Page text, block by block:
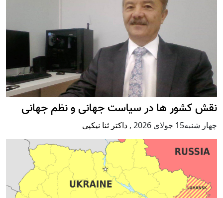
نقش کشور ها در سیاست جهانی و نظم جهانی
چهار شنبه15 جولای 2026 , داکتر ثنا نیکپی